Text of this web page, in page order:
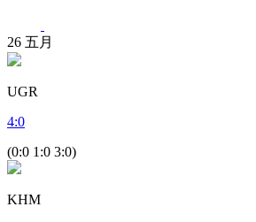
26 五月
UGR
4:0
(0:0 1:0 3:0)
KHM